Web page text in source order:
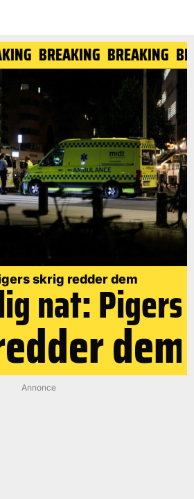
BREAKING BREAKING
skrig redder dem
nat: Pigers
dem
Annonce